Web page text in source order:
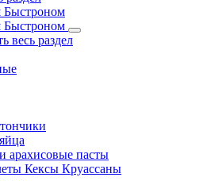
Быстроном
Быстроном
весь раздел
арахисовые пасты
Кексы Круассаны